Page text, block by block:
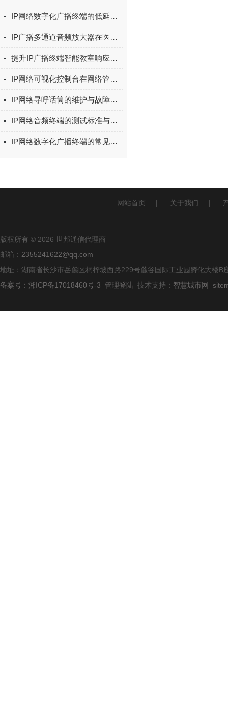
IP网络数字化广播终端的低延迟与高保真音质实现
IP广播多通道音频放大器在医疗呼叫系统中的应用
提升IP广播终端智能教室响应速度的关键技术
IP网络可视化控制台在网络管理中的重要性
IP网络寻呼话筒的维护与故障排除
IP网络音频终端的测试标准与性能评估
IP网络数字化广播终端的常见问题及解决策略
网站首页 | 关于我们 |
版权所有 © 2026 世邦通信代理商
邮箱： 2355241622@qq.com
地址：湖南省长沙市岳麓区桐梓坡西路229号麓谷国际工业园孵化大楼B
备案号：湘ICP备17018460号-3
管理登陆 技术支持： 智慧城市网